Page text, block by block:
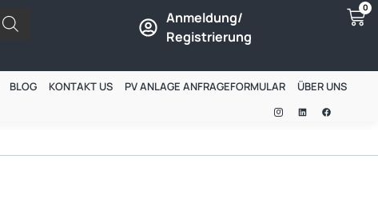
Anmeldung/
Registrierung
0
BLOG KONTAKT US PV ANLAGE ANFRAGEFORMULAR ÜBER UNS